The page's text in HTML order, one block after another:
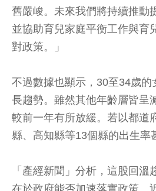
舊嚴峻。未來我們將持續推動
並協助育兒家庭平衡工作與育
對政策。」
不過數據也顯示，30至34歲的
長趨勢。雖然其他年齡層皆呈
較前一年有所放緩。若以都道
縣、高知縣等13個縣的出生率
「產經新聞」分析，這股回溫
在於政府能否加速落實政策。